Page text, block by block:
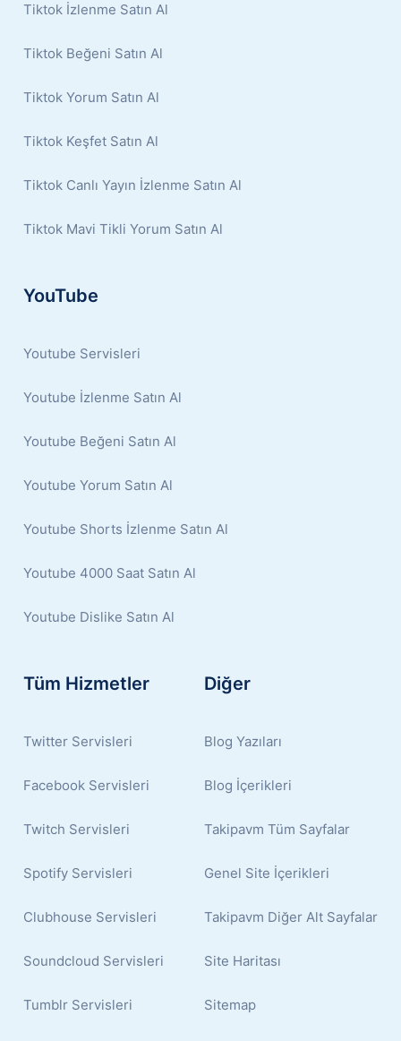
Tiktok İzlenme Satın Al
Tiktok Beğeni Satın Al
Tiktok Yorum Satın Al
Tiktok Keşfet Satın Al
Tiktok Canlı Yayın İzlenme Satın Al
Tiktok Mavi Tikli Yorum Satın Al
YouTube
Youtube Servisleri
Youtube İzlenme Satın Al
Youtube Beğeni Satın Al
Youtube Yorum Satın Al
Youtube Shorts İzlenme Satın Al
Youtube 4000 Saat Satın Al
Youtube Dislike Satın Al
Tüm Hizmetler
Twitter Servisleri
Facebook Servisleri
Twitch Servisleri
Spotify Servisleri
Clubhouse Servisleri
Soundcloud Servisleri
Tumblr Servisleri
Diğer
Blog Yazıları
Blog İçerikleri
Takipavm Tüm Sayfalar
Genel Site İçerikleri
Takipavm Diğer Alt Sayfalar
Site Haritası
Sitemap